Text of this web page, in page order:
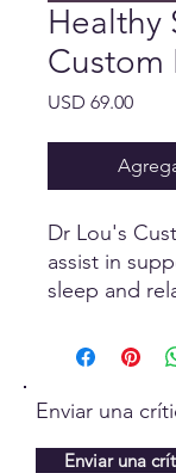
Healthy
Custom
USD 69.00Precio
Dr Lou's
assist in
sleep and
Enviar una
Enviar una